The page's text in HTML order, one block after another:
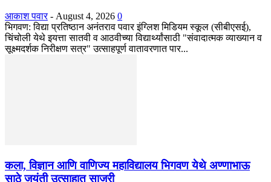
आकाश पवार - August 4, 2026 0
भिगवण: विद्या प्रतिष्ठान अनंतराव पवार इंग्लिश मिडियम स्कूल (सीबीएसई),
चिंचोली येथे इयत्ता सातवी व आठवीच्या विद्यार्थ्यांसाठी "संवादात्मक व्याख्यान व
सूक्ष्मदर्शक निरीक्षण सत्र" उत्साहपूर्ण वातावरणात पार...
कला, विज्ञान आणि वाणिज्य महाविद्यालय भिगवण येथे अण्णाभाऊ
साठे जयंती उत्साहात साजरी